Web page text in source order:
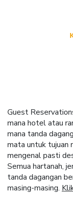
Guest
mana hotel atau
mana tanda
mata untuk tujuan
mengenal pasti
Semua hartanah,
tanda dagangan
masing-masing.